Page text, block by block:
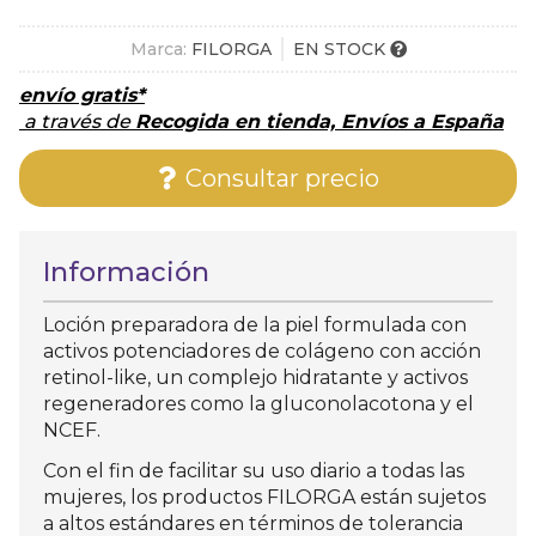
Marca: FILORGA EN STOCK
envío gratis*
a través de Recogida en tienda, Envíos a España
Consultar precio
Información
Loción preparadora de la piel formulada con
activos potenciadores de colágeno con acción
retinol-like, un complejo hidratante y activos
regeneradores como la gluconolacotona y el
NCEF.
Con el fin de facilitar su uso diario a todas las
mujeres, los productos FILORGA están sujetos
a altos estándares en términos de tolerancia